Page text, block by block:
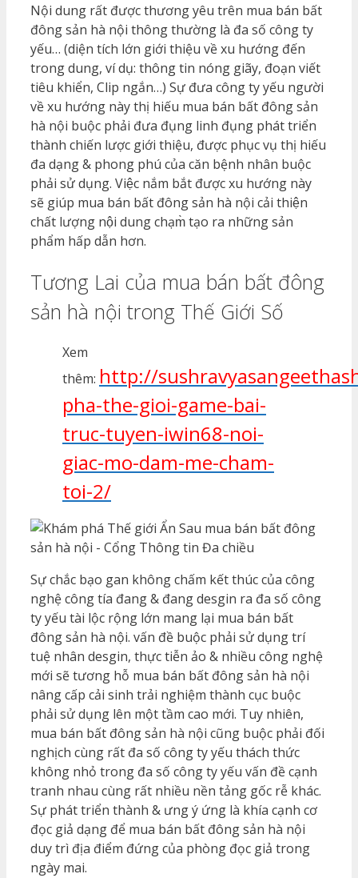
Nội dung rất được thương yêu trên mua bán bất
đông sản hà nội thông thường là đa số công ty
yếu… (diện tích lớn giới thiệu về xu hướng đến
trong dung, ví dụ: thông tin nóng giãy, đoạn viết
tiêu khiển, Clip ngắn…) Sự đưa công ty yếu người
về xu hướng này thị hiếu mua bán bất đông sản
hà nội buộc phải đưa đụng linh đụng phát triển
thành chiến lược giới thiệu, được phục vụ thị hiếu
đa dạng & phong phú của căn bệnh nhân buộc
phải sử dụng. Việc nắm bắt được xu hướng này
sẽ giúp mua bán bất đông sản hà nội cải thiện
chất lượng nội dung chạm̀ tạo ra những sản
phẩm hấp dẫn hơn.
Tương Lai của mua bán bất đông
sản hà nội trong Thế Giới Số
Xem
thêm: http://
pha-the-gioi-game-bai-
truc-tuyen-iwin68-noi-
giac-mo-dam-me-cham-
toi-2/
Sự chắc bạo gan không chấm kết thúc của công
nghệ công tía đang & đang desgin ra đa số công
ty yếu tài lộc rộng lớn mang lại mua bán bất
đông sản hà nội. vấn đề buộc phải sử dụng trí
tuệ nhân desgin, thực tiễn ảo & nhiều công nghệ
mới sẽ tương hỗ mua bán bất đông sản hà nội
nâng cấp cải sinh trải nghiệm thành cục buộc
phải sử dụng lên một tầm cao mới. Tuy nhiên,
mua bán bất đông sản hà nội cũng buộc phải đối
nghịch cùng rất đa số công ty yếu thách thức
không nhỏ trong đa số công ty yếu vấn đề cạnh
tranh nhau cùng rất nhiều nền tảng gốc rễ khác.
Sự phát triển thành & ưng ý ứng là khía cạnh cơ
đọc giả dạng để mua bán bất đông sản hà nội
duy trì địa điểm đứng của phòng đọc giả trong
ngày mai.